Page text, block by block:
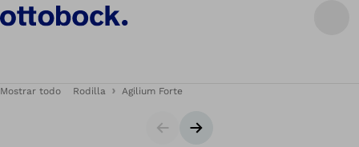
Mostrar todo Rodilla Agilium Forte
DiapositivaSiguiente diapositiva